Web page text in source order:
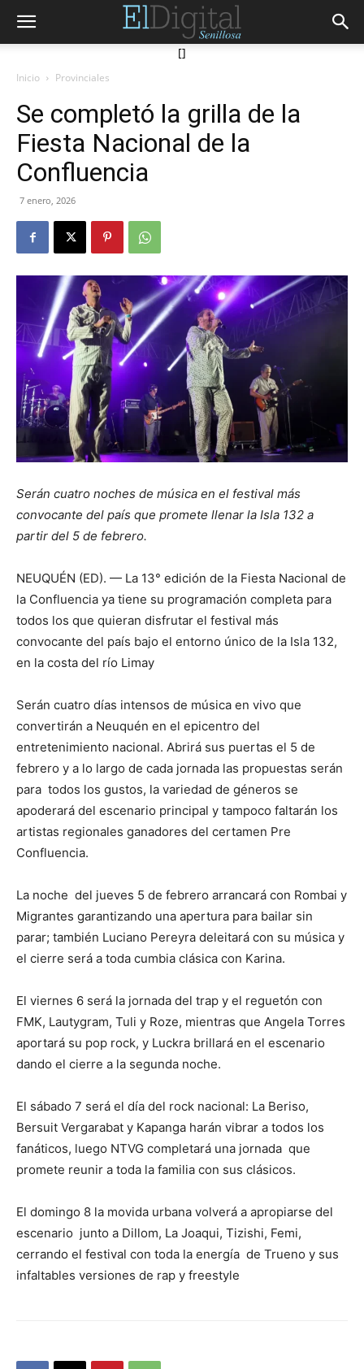
[]
Inicio Provinciales
Se completó la grilla de la
Fiesta Nacional de la
Confluencia
7 enero, 2026
Serán cuatro noches de música en el festival más
convocante del país que promete llenar la Isla 132 a
partir del 5 de febrero.
NEUQUÉN (ED). — La 13° edición de la Fiesta Nacional de
la Confluencia ya tiene su programación completa para
todos los que quieran disfrutar el festival más
convocante del país bajo el entorno único de la Isla 132,
en la costa del río Limay
Serán cuatro días intensos de música en vivo que
convertirán a Neuquén en el epicentro del
entretenimiento nacional. Abrirá sus puertas el 5 de
febrero y a lo largo de cada jornada las propuestas serán
para todos los gustos, la variedad de géneros se
apoderará del escenario principal y tampoco faltarán los
artistas regionales ganadores del certamen Pre
Confluencia.
La noche del jueves 5 de febrero arrancará con Rombai y
Migrantes garantizando una apertura para bailar sin
parar; también Luciano Pereyra deleitará con su música y
el cierre será a toda cumbia clásica con Karina.
El viernes 6 será la jornada del trap y el reguetón con
FMK, Lautygram, Tuli y Roze, mientras que Angela Torres
aportará su pop rock, y Luckra brillará en el escenario
dando el cierre a la segunda noche.
El sábado 7 será el día del rock nacional: La Beriso,
Bersuit Vergarabat y Kapanga harán vibrar a todos los
fanáticos, luego NTVG completará una jornada que
promete reunir a toda la familia con sus clásicos.
El domingo 8 la movida urbana volverá a apropiarse del
escenario junto a Dillom, La Joaqui, Tizishi, Femi,
cerrando el festival con toda la energía de Trueno y sus
infaltables versiones de rap y freestyle